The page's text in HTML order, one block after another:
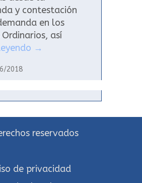
y contestación
en los
Ordinarios, así
→
2018
reservados
de privacidad